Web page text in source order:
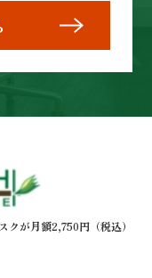
が月額2,750円（税込）